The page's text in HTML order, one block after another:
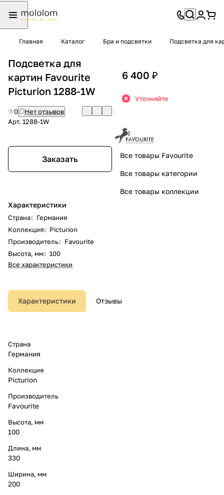
Главная Каталог Бра и подсветки Подсветка для
Подсветка для
картин Favourite
Picturion 1288-1W
0
Нет отзывов
Арт. 1288-1W
Заказать
Характеристики
Страна: Германия
Коллекция: Picturion
Производитель: Favourite
Высота, мм: 100
Все характеристики
6 400 ₽
Уточняйте
Все товары Favourite
Все товары категории
Все товары коллекции
Характеристики Отзывы
Страна
Германия
Коллекция
Picturion
Производитель
Favourite
Высота, мм
100
Длина, мм
330
Ширина, мм
200